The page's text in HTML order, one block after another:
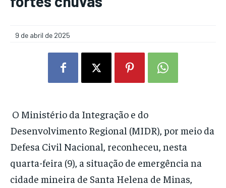
9 de abril de 2025
O Ministério da Integração e do
Desenvolvimento Regional (MIDR), por meio da
Defesa Civil Nacional, reconheceu, nesta
quarta-feira (9), a situação de emergência na
cidade mineira de Santa Helena de Minas,